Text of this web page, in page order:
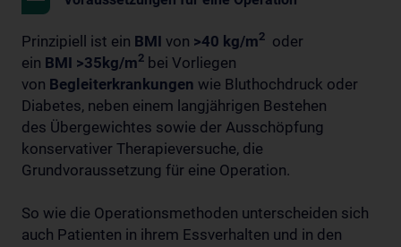
Prinzipiell ist ein BMI von >40 kg/m2 oder
ein BMI >35kg/m2 bei Vorliegen
von Begleiterkrankungen wie Bluthochdruck oder
Diabetes, neben einem langjährigen Bestehen
des Übergewichtes sowie der Ausschöpfung
konservativer Therapieversuche, die
Grundvoraussetzung für eine Operation.
So wie die Operationsmethoden unterscheiden sich
auch Patienten in ihrem Essverhalten und in den